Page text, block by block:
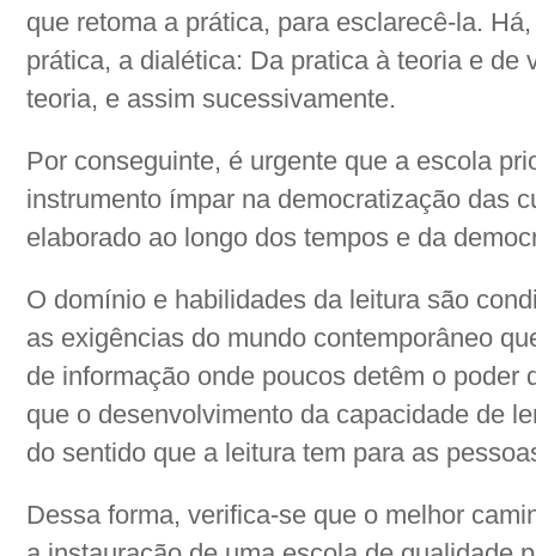
que retoma a prática, para esclarecê-la.
prática, a dialética: Da pratica à teoria e de
teoria, e assim sucessivamente.
Por conseguinte, é urgente que a escola
instrumento ímpar na democratização das
elaborado ao longo dos tempos e da
O domínio e habilidades da leitura são
as exigências do mundo contemporâneo
de informação onde poucos detêm o poder
que o desenvolvimento da capacidade de
do sentido que a leitura tem para as
Dessa forma, verifica-se que o melhor